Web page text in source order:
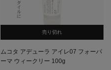
売り切れ
ムコタ アデューラ アイレ07 フォーパ
ーマ ウィークリー 100g